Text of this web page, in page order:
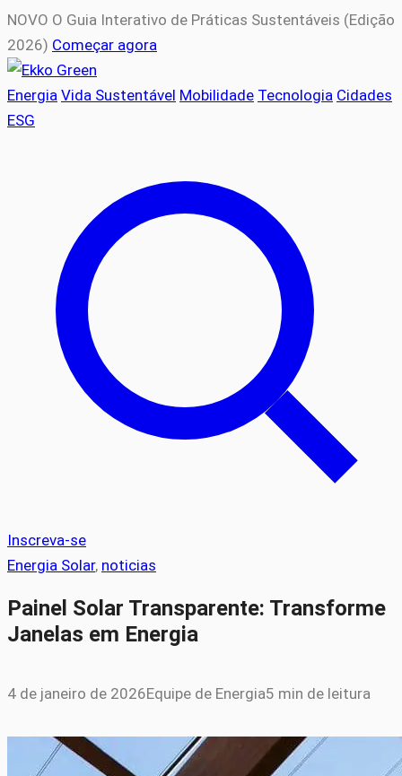
NOVO O Guia Interativo de Práticas Sustentáveis (Edição
2026) Começar agora
Energia Vida Sustentável Mobilidade Tecnologia Cidades
ESG
Inscreva-se
Energia Solar, noticias
Painel Solar Transparente: Transforme
Janelas em Energia
4 de janeiro de 2026Equipe de Energia5 min de leitura